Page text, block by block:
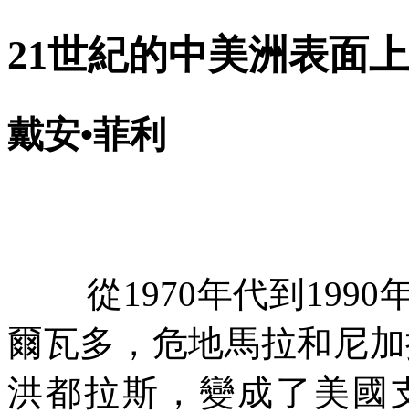
21世紀的中美洲表面
戴安•菲利
從1970年代到 1990
爾瓦多，危地馬拉和尼
洪都拉斯，變成了美國